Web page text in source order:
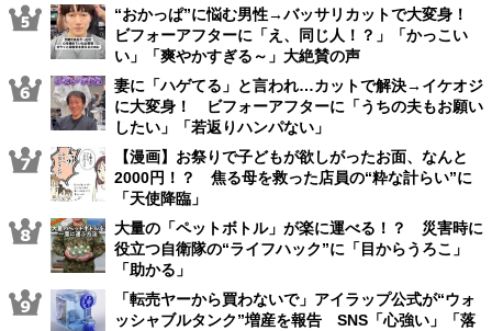
“おかっぱ”に悩む男性→バッサリカットで大変身！
ビフォーアフターに「え、同じ人！？」「かっこい
い」「爽やかすぎる～」大絶賛の声
妻に「ハゲてる」と言われ…カットで解決→イケオジ
に大変身！ ビフォーアフターに「うちの夫もお願い
したい」「若返りハンパない」
【漫画】お祭りで子どもが欲しがったお面、なんと
2000円！？ 焦る母を救った店員の“粋な計らい”に
「天使降臨」
大量の「ペットボトル」が楽に運べる！？ 災害時に
役立つ自衛隊の“ライフハック”に「目からうろこ」
「助かる」
「転売ヤーから買わないで」アイラップ公式が“ウォ
ッシャブルタンク”増産を報告 SNS「心強い」「落